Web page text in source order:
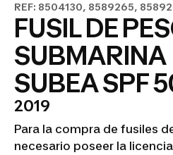
REF: 8504130, 8589265,
FUSIL DE
SUBMARINA
SUBEA SPF
2019
Para la compra de fusiles
necesario poseer la